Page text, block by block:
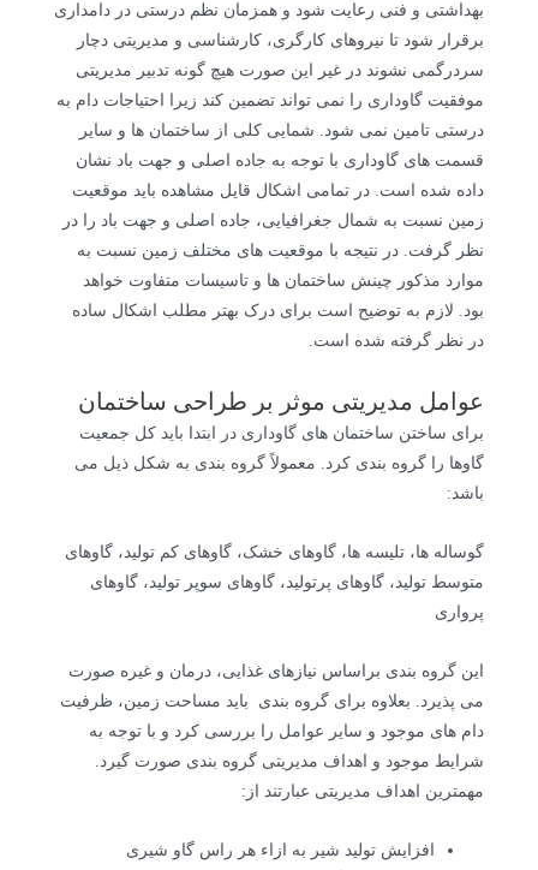
بهداشتی و فنی رعایت شود و همزمان نظم درستی در دامداری
برقرار شود تا نیروهای کارگری، کارشناسی و مدیریتی دچار
سردرگمی نشوند در غیر این صورت هیچ گونه تدبیر مدیریتی
موفقیت گاوداری را نمی تواند تضمین کند زیرا احتیاجات دام به
درستی تامین نمی شود. شمایی کلی از ساختمان ها و سایر
قسمت های گاوداری با توجه به جاده اصلی و جهت باد نشان
داده شده است. در تمامی اشکال قایل مشاهده باید موقعیت
زمین نسبت به شمال جغرافیایی، جاده اصلی و جهت باد را در
نظر گرفت. در نتیجه با موقعیت های مختلف زمین نسبت به
موارد مذکور چینش ساختمان ها و تاسیسات متفاوت خواهد
بود. لازم به توضیح است برای درک بهتر مطلب اشکال ساده
در نظر گرفته شده است.
عوامل مدیریتی موثر بر طراحی ساختمان
برای ساختن ساختمان های گاوداری در ابتدا باید کل جمعیت
گاوها را گروه بندی کرد. معمولاً گروه بندی به شکل ذیل می
باشد:
گوساله ها، تلیسه ها، گاوهای خشک، گاوهای کم تولید، گاوهای
متوسط تولید، گاوهای پرتولید، گاوهای سوپر تولید، گاوهای
پرواری
این گروه بندی براساس نیازهای غذایی، درمان و غیره صورت
می پذیرد. بعلاوه برای گروه بندی باید مساحت زمین، ظرفیت
دام های موجود و سایر عوامل را بررسی کرد و با توجه به
شرایط موجود و اهداف مدیریتی گروه بندی صورت گیرد.
مهمترین اهداف مدیریتی عبارتند از:
افزایش تولید شیر به ازاء هر راس گاو شیری